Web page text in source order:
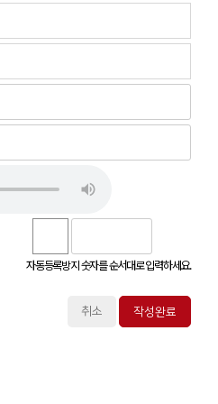
자동등록방지 숫자를 순서대로 입력하세요.
취소